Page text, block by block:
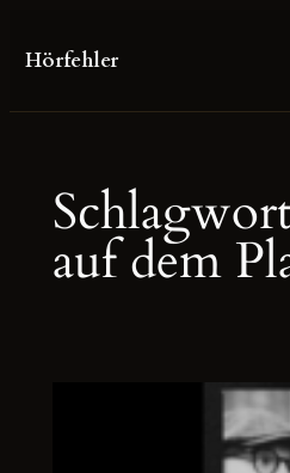
Inhalt
Hörfehler
auf dem